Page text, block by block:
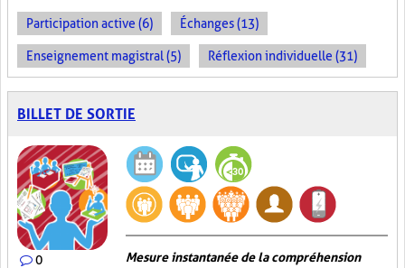
Participation active (6) Échanges (13)
Enseignement magistral (5) Réflexion individuelle (31)
BILLET DE SORTIE
0 Mesure instantanée de la compréhension